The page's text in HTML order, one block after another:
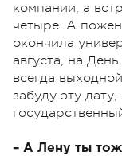
компании, а
четыре. А
окончила
августа, на
всегда
забуду эту
– А Лену ты